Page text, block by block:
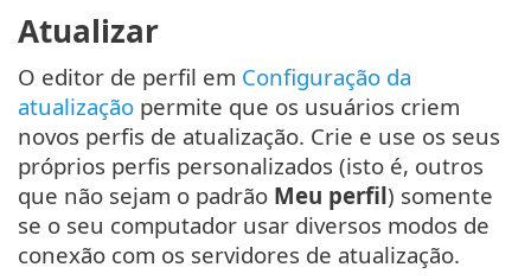
Atualizar
O editor de perfil em Configuração da
atualização permite que os usuários criem
novos perfis de atualização. Crie e use os seus
próprios perfis personalizados (isto é, outros
que não sejam o padrão Meu perfil) somente
se o seu computador usar diversos modos de
conexão com os servidores de atualização.